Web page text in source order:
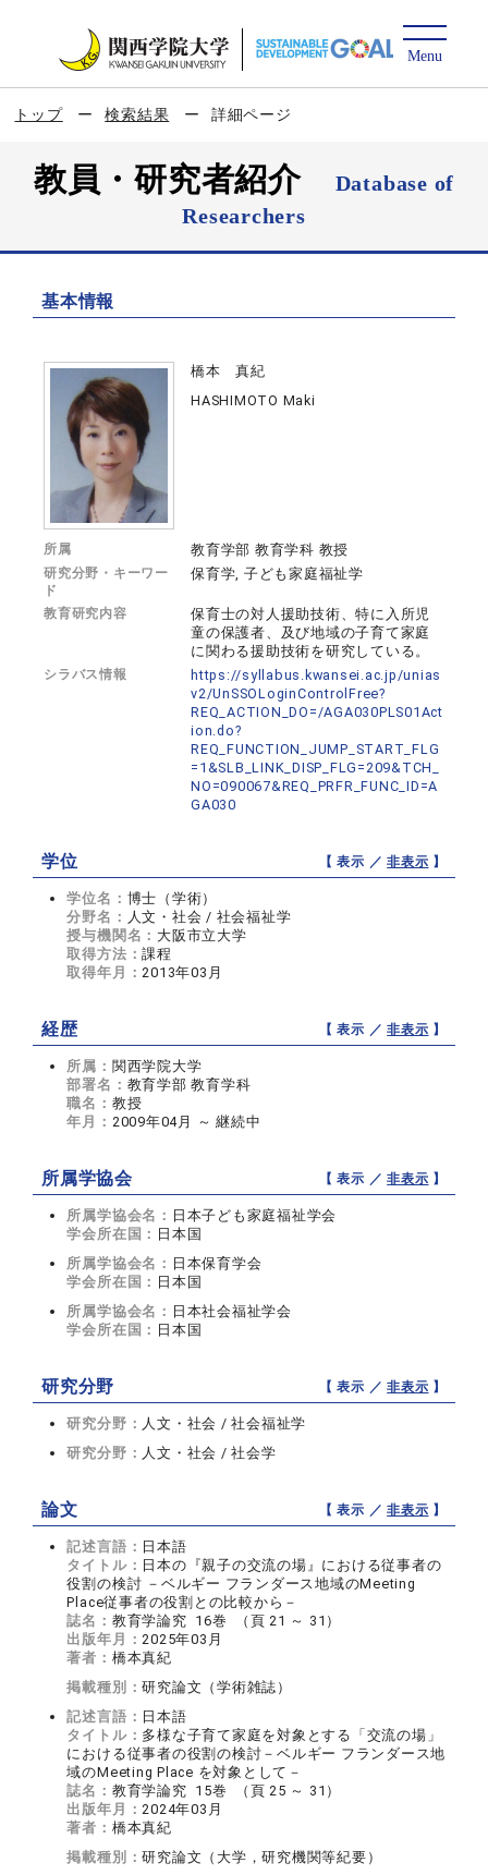
トップ 検索結果 詳細ページ
教員・研究者紹介
Database of
Researchers
基本情報
橋本 真紀
HASHIMOTO Maki
所属 教育学部 教育学科 教授
研究分野・キーワー
ド
保育学, 子ども家庭福祉学
教育研究内容
保育士の対人援助技術、特に入所児
童の保護者、及び地域の子育て家庭
に関わる援助技術を研究している。
シラバス情報
https://syllabus.kwansei.ac.jp/unias
v2/UnSSOLoginControlFree?
REQ_ACTION_DO=/AGA030PLS01Act
ion.do?
REQ_FUNCTION_JUMP_START_FLG
=1&SLB_LINK_DISP_FLG=209&TCH_
NO=090067&REQ_PRFR_FUNC_ID=A
GA030
学位 【 表示 ／非表示 】
学位名： 博士（学術）
分野名： 人文・社会 / 社会福祉学
授与機関名： 大阪市立大学
取得方法：課程
取得年月：2013年03月
経歴 【 表示 ／非表示 】
所属： 関西学院大学
部署名： 教育学部 教育学科
職名： 教授
年月： 2009年04月 ～ 継続中
所属学協会 【 表示 ／非表示 】
所属学協会名： 日本子ども家庭福祉学会
学会所在国： 日本国
所属学協会名： 日本保育学会
学会所在国： 日本国
所属学協会名： 日本社会福祉学会
学会所在国： 日本国
研究分野 【 表示 ／非表示 】
研究分野： 人文・社会 / 社会福祉学
研究分野： 人文・社会 / 社会学
論文 【 表示 ／非表示 】
記述言語： 日本語
タイトル： 日本の『親子の交流の場』における従事者の
役割の検討 －ベルギー フランダース地域のMeeting
Place従事者の役割との比較から－
誌名： 教育学論究 16巻 （頁 21 ～ 31）
出版年月：2025年03月
著者： 橋本真紀
掲載種別：研究論文（学術雑誌）
記述言語： 日本語
タイトル： 多様な子育て家庭を対象とする「交流の場」
における従事者の役割の検討－ベルギー フランダース地
域のMeeting Place を対象として－
誌名： 教育学論究 15巻 （頁 25 ～ 31）
出版年月：2024年03月
著者： 橋本真紀
掲載種別：研究論文（大学，研究機関等紀要）